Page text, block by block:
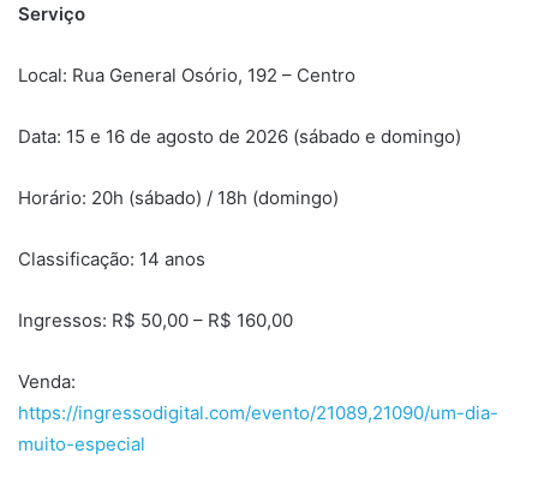
Serviço
Local: Rua General Osório, 192 – Centro
Data: 15 e 16 de agosto de 2026 (sábado e domingo)
Horário: 20h (sábado) / 18h (domingo)
Classificação: 14 anos
Ingressos: R$ 50,00 – R$ 160,00
Venda:
https://ingressodigital.com/evento/21089,21090/um-dia-
muito-especial